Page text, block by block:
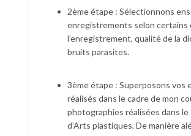
2ème étape : Sélectionnons
enregistrements selon certains
l’enregistrement, qualité de la
bruits parasites.
3ème étape : Superposons vos
réalisés dans le cadre de mon
photographies réalisées dans le
d’Arts plastiques. De manière